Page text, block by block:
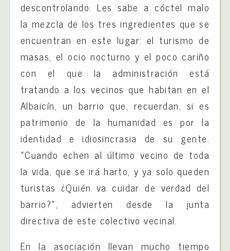
descontrolando. Les sabe a cóctel malo
la mezcla de los tres ingredientes que se
encuentran en este lugar: el turismo de
masas, el ocio nocturno y el poco cariño
con el que la administración está
tratando a los vecinos que habitan en el
Albaicín, un barrio que, recuerdan, si es
patrimonio de la humanidad es por la
identidad e idiosincrasia de su gente.
«Cuando echen al último vecino de toda
la vida, que se irá harto, y ya solo queden
turistas ¿Quién va cuidar de verdad del
barrio?», advierten desde la junta
directiva de este colectivo vecinal.
En la asociación llevan mucho tiempo